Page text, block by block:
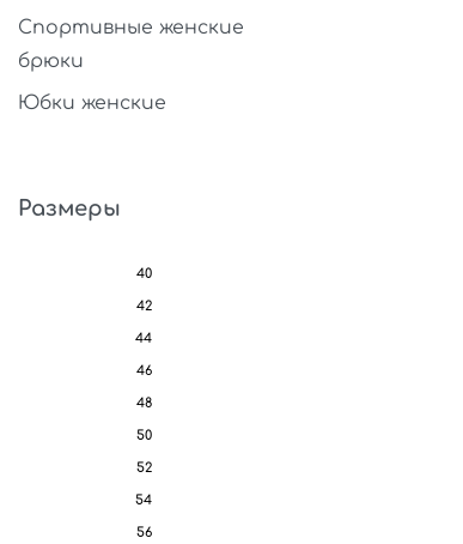
Спортивные женские
брюки
Юбки женские
Размеры
40
42
44
46
48
50
52
54
56